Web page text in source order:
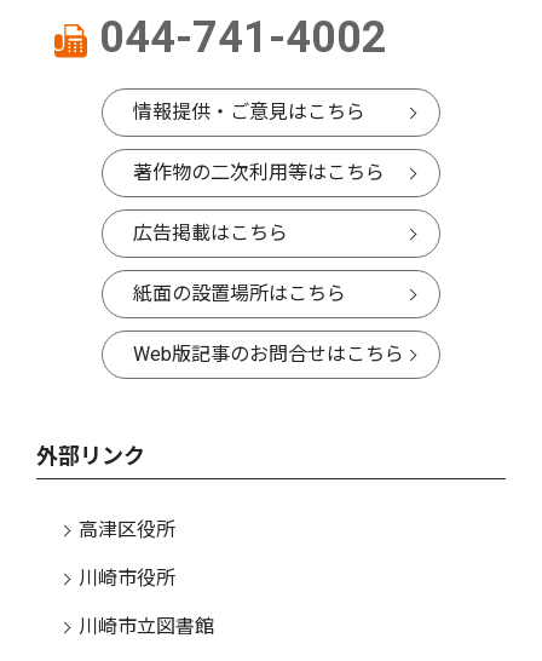
044-741-4002
情報提供・ご意見はこちら
著作物の二次利用等はこちら
広告掲載はこちら
紙面の設置場所はこちら
Web版記事のお問合せはこちら
外部リンク
高津区役所
川崎市役所
川崎市立図書館